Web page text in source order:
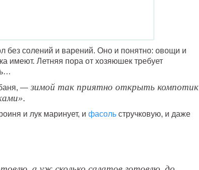
без солений и варений. Оно и понятно: овощи и
имеют. Летняя пора от хозяюшек требует
—зимой так приятно открыть компотик
и лук маринует, и фасольстручковую, и даже